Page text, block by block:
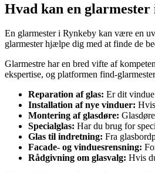
Hvad kan en
En glarmester i Rynkeby kan være en
glarmester hjælpe dig med at finde de
Glarmestre har en bred vifte af
ekspertise, og platformen find-
Reparation af glas: Er dit vindue
Installation af nye vinduer:
Montering af glasdøre:
Specialglas: Har du brug for
Glas til indretning: Fra
Facade- og vinduesrensning:
Rådgivning om glasvalg: Hvis